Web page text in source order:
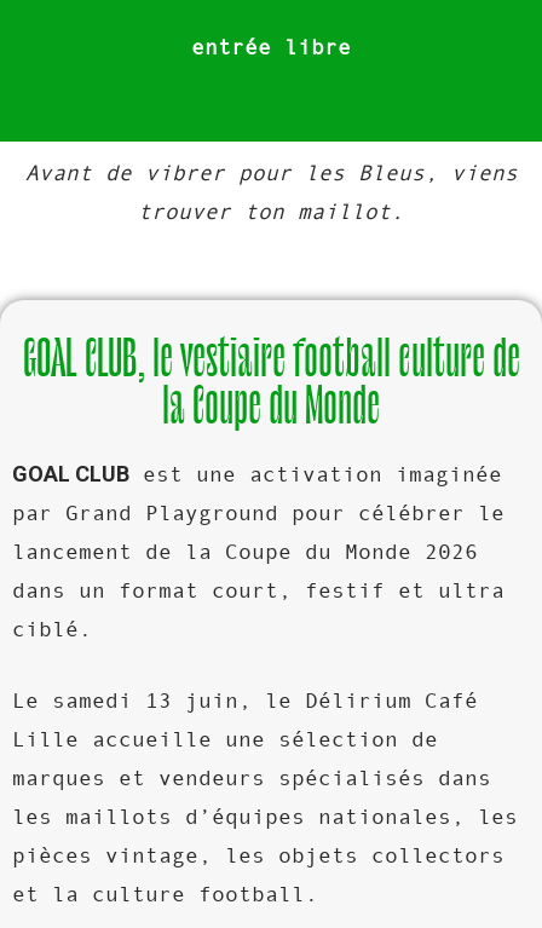
entrée libre
Avant de vibrer pour les Bleus, viens
trouver ton maillot.
GOAL CLUB, le vestiaire football culture de
la Coupe du Monde
GOAL CLUB est une activation imaginée
par Grand Playground pour célébrer le
lancement de la Coupe du Monde 2026
dans un format court, festif et ultra
ciblé.
Le samedi 13 juin, le Délirium Café
Lille accueille une sélection de
marques et vendeurs spécialisés dans
les maillots d’équipes nationales, les
pièces vintage, les objets collectors
et la culture football.